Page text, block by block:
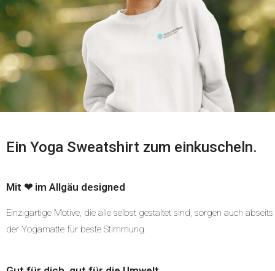
Ein Yoga Sweatshirt zum einkuscheln.
Mit ❤ im Allgäu designed
Einzigartige Motive, die alle selbst gestaltet sind, sorgen auch abseits
der Yogamatte für beste Stimmung.